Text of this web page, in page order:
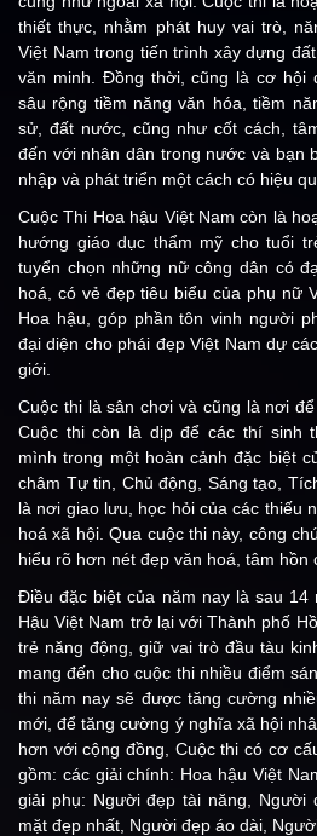
thiết thực, nhằm phát huy vai trò,
Việt Nam trong tiến trình xây dựng
văn minh. Đồng thời, cũng là cơ hội
sâu rộng tiềm năng văn hóa, tiềm
sử, đất nước, cũng như cốt cách,
đến với nhân dân trong nước và bạn
nhập và phát triển một cách có hiệu
Cuộc Thi Hoa hậu Việt Nam còn là
hướng giáo dục thẩm mỹ cho tuổi
tuyển chọn những nữ công dân có
hoá, có vẻ đẹp tiêu biểu của phụ nữ
Hoa hậu, góp phần tôn vinh người
đại diện cho phái đẹp Việt Nam dự
giới.
Cuộc thi là sân chơi và cũng là nơi
Cuộc thi còn là dịp để các thí sinh
mình trong một hoàn cảnh đặc biệt
châm Tự tin, Chủ động, Sáng tạo,
là nơi giao lưu, học hỏi của các thiếu
hoá xã hội. Qua cuộc thi này, công
hiểu rõ hơn nét đẹp văn hoá, tâm hồn
Điều đặc biệt của năm nay là sau 14
Hậu Việt Nam trở lại với Thành phố
trẻ năng động, giữ vai trò đầu tàu
mang đến cho cuộc thi nhiều điểm
thi năm nay sẽ được tăng cường
mới, để tăng cường ý nghĩa xã hội
hơn với cộng đồng, Cuộc thi có cơ
gồm: các giải chính: Hoa hậu Việt
giải phụ: Người đẹp tài năng, Người
mặt đẹp nhất, Người đẹp áo dài,